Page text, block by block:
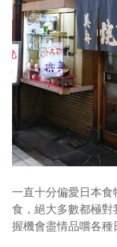
照相簿
影音區
創意出版服務
歷史區
關於Yilan
個人著作
活動實況記錄
一直十分偏愛日本
食，絕大多數都極
握機會盡情品嚐各種